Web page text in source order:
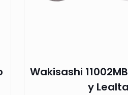
Wakisashi
y